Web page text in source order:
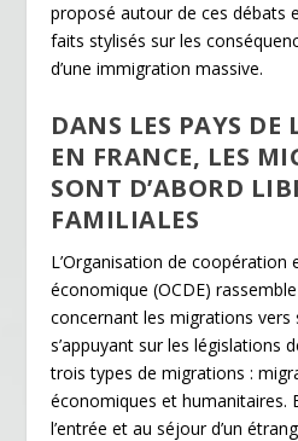
proposé autour de ces débats
faits stylisés sur les
d’une immigration massive.
DANS LES PAYS DE
EN FRANCE, LES
SONT D’ABORD
FAMILIALES
L’Organisation de
économique (OCDE)
concernant les migrations vers
s’appuyant sur les législations
trois types de migrations :
économiques et humanitaires.
l’entrée et au séjour d’un